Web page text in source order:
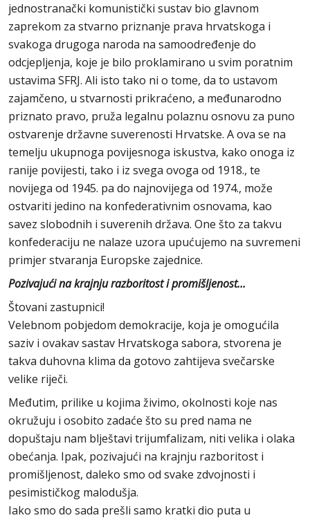
jednostranački komunistički sustav bio glavnom
zaprekom za stvarno priznanje prava hrvatskoga i
svakoga drugoga naroda na samoodređenje do
odcjepljenja, koje je bilo proklamirano u svim poratnim
ustavima SFRJ. Ali isto tako ni o tome, da to ustavom
zajamčeno, u stvarnosti prikraćeno, a međunarodno
priznato pravo, pruža legalnu polaznu osnovu za puno
ostvarenje državne suverenosti Hrvatske. A ova se na
temelju ukupnoga povijesnoga iskustva, kako onoga iz
ranije povijesti, tako i iz svega ovoga od 1918., te
novijega od 1945. pa do najnovijega od 1974., može
ostvariti jedino na konfederativnim osnovama, kao
savez slobodnih i suverenih država. One što za takvu
konfederaciju ne nalaze uzora upućujemo na suvremeni
primjer stvaranja Europske zajednice.
Pozivajući na krajnju razboritost i promišljenost...
Štovani zastupnici!
Velebnom pobjedom demokracije, koja je omogućila
saziv i ovakav sastav Hrvatskoga sabora, stvorena je
takva duhovna klima da gotovo zahtijeva svečarske
velike riječi.
Međutim, prilike u kojima živimo, okolnosti koje nas
okružuju i osobito zadaće što su pred nama ne
dopuštaju nam blještavi trijumfalizam, niti velika i olaka
obećanja. Ipak, pozivajući na krajnju razboritost i
promišljenost, daleko smo od svake zdvojnosti i
pesimističkog malodušja.
Iako smo do sada prešli samo kratki dio puta u